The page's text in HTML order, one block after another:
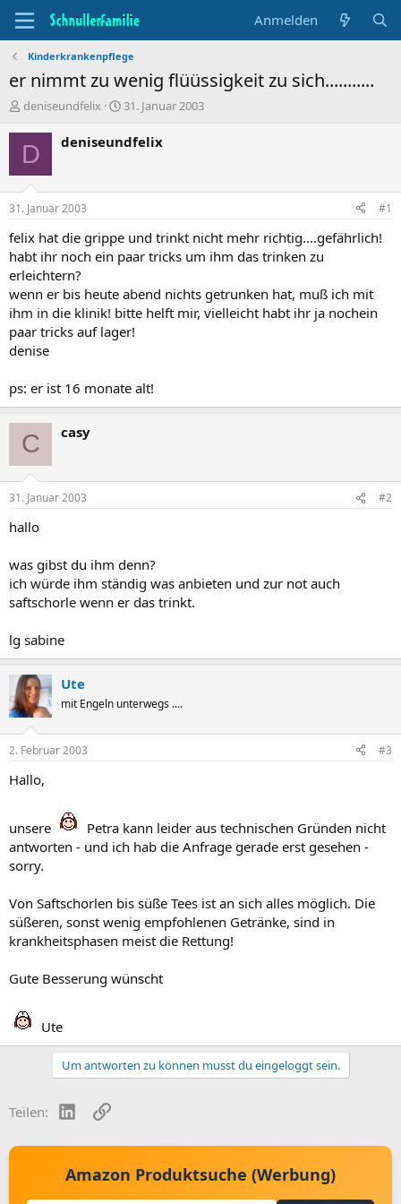
Anmelden
Kinderkrankenpflege
er nimmt zu wenig flüüssigkeit zu sich...........
T
e
m
n
t
a
r
t
e
r
deniseundfelix
B
g
a
t
m
31. Januar 2003
D deniseundfelix
31. Januar 2003 #1
felix hat die grippe und trinkt nicht mehr richtig....gefährlich!
habt ihr noch ein paar tricks um ihm das trinken zu
erleichtern?
wenn er bis heute abend nichts getrunken hat, muß ich mit
ihm in die klinik! bitte helft mir, vielleicht habt ihr ja nochein
paar tricks auf lager!
denise
ps: er ist 16 monate alt!
C casy
31. Januar 2003 #2
hallo
was gibst du ihm denn?
ich würde ihm ständig was anbieten und zur not auch
saftschorle wenn er das trinkt.
lg sabine
Ute
mit Engeln unterwegs ....
2. Februar 2003 #3
Hallo,
unsere
Petra kann leider aus technischen Gründen nicht
antworten - und ich hab die Anfrage gerade erst gesehen -
sorry.
Von Saftschorlen bis süße Tees ist an sich alles möglich. Die
süßeren, sonst wenig empfohlenen Getränke, sind in
krankheitsphasen meist die Rettung!
Gute Besserung wünscht
Ute
Um antworten zu können musst du eingeloggt sein.
Teilen: LinkedInLink
Amazon Produktsuche (Werbung)